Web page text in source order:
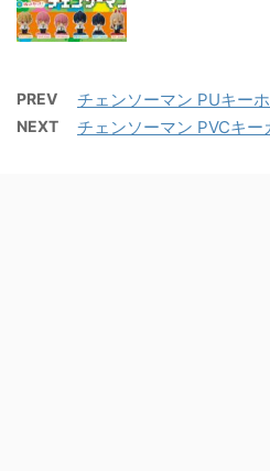
PREV チェンソーマン PUキー
NEXT チェンソーマン PVCキー